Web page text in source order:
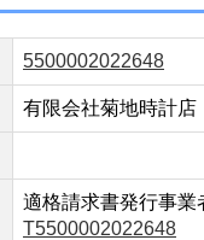
5500002022648
有限会社菊地時計店
適格請求書発行事業
T5500002022648